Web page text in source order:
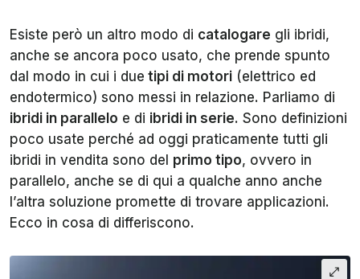
Esiste però un altro modo di catalogare gli ibridi,
anche se ancora poco usato, che prende spunto
dal modo in cui i due tipi di motori (elettrico ed
endotermico) sono messi in relazione. Parliamo di
ibridi in parallelo e di ibridi in serie. Sono definizioni
poco usate perché ad oggi praticamente tutti gli
ibridi in vendita sono del primo tipo, ovvero in
parallelo, anche se di qui a qualche anno anche
l’altra soluzione promette di trovare applicazioni.
Ecco in cosa di differiscono.